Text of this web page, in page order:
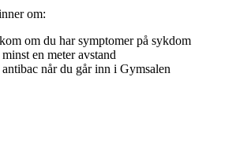
om:
om du har symptomer på sykdom
en meter avstand
når du går inn i Gymsalen